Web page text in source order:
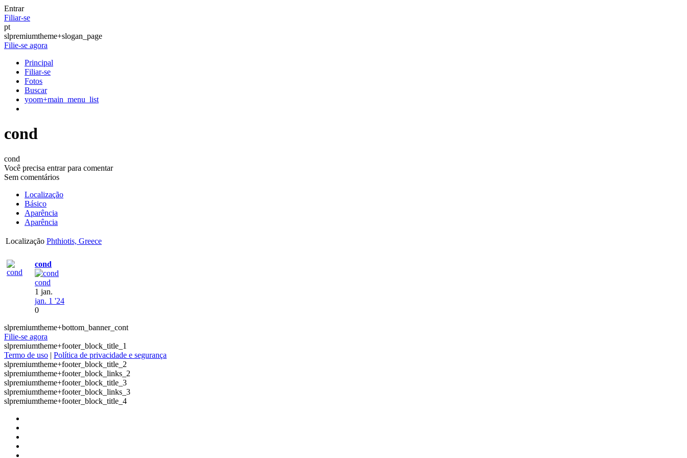
Entrar
Filiar-se
pt
slpremiumtheme+slogan_page
Filie-se agora
Principal
Filiar-se
Fotos
Buscar
yoom+main_menu_list
cond
cond
Você precisa entrar para comentar
Sem comentários
Localização
Básico
Aparência
Aparência
Localização Phthiotis, Greece
cond
cond
1 jan.
jan. 1 '24
0
slpremiumtheme+bottom_banner_cont
Filie-se agora
slpremiumtheme+footer_block_title_1
Termo de uso | Política de privacidade e segurança
slpremiumtheme+footer_block_title_2
slpremiumtheme+footer_block_links_2
slpremiumtheme+footer_block_title_3
slpremiumtheme+footer_block_links_3
slpremiumtheme+footer_block_title_4